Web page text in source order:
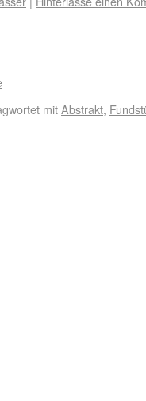
mitAbstrakt,